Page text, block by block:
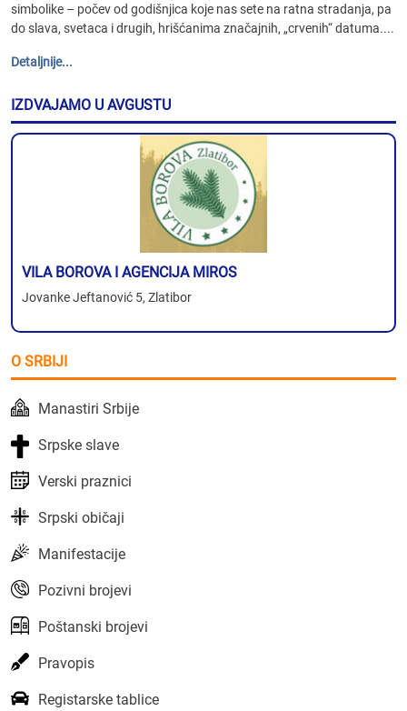
simbolike – počev od godišnjica koje nas sete na ratna stradanja, pa
do slava, svetaca i drugih, hrišćanima značajnih, „crvenih“ datuma....
Detaljnije...
IZDVAJAMO U AVGUSTU
VILA BOROVA I AGENCIJA MIROS
Jovanke Jeftanović 5, Zlatibor
O SRBIJI
Manastiri Srbije
Srpske slave
Verski praznici
Srpski običaji
Manifestacije
Pozivni brojevi
Poštanski brojevi
Pravopis
Registarske tablice